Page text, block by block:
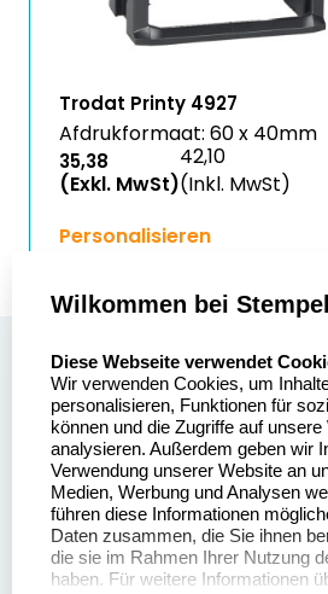
Trodat Printy 4927
Afdrukformaat: 60 x 40mm
35,38
(Exkl. MwSt)
42,10
(Inkl. MwSt)
Personalisieren
Stempelgestalten.de
Asterlager Straße 97
47228 Duisburg
Deutschland
Alle
Wilkommen bei
Diese Webseite verwendet
Wir verwenden Cookies, um
personalisieren, Funktionen für
können und die Zugriffe auf
analysieren. Außerdem geben wir
Verwendung unserer Website an
Medien, Werbung und Analysen
führen diese Informationen
Daten zusammen, die Sie ihnen
die sie im Rahmen Ihrer Nutzung
haben. Für weitere Informationen